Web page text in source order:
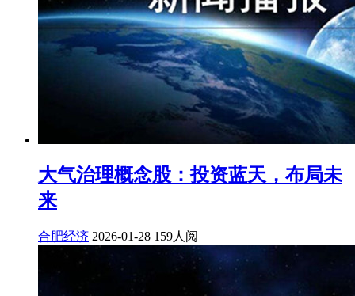
大气治理概念股：投资蓝天，布局未
来
合肥经济 2026-01-28 159人阅